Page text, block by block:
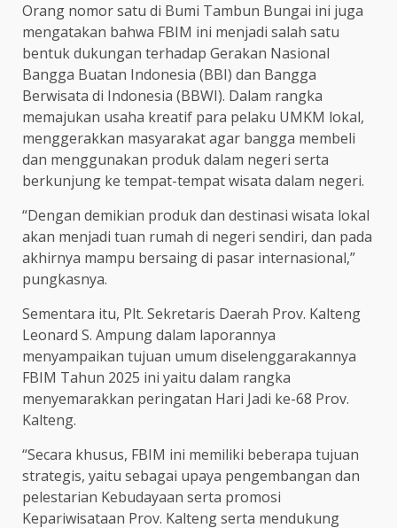
Orang nomor satu di Bumi Tambun Bungai ini juga
mengatakan bahwa FBIM ini menjadi salah satu
bentuk dukungan terhadap Gerakan Nasional
Bangga Buatan Indonesia (BBI) dan Bangga
Berwisata di Indonesia (BBWI). Dalam rangka
memajukan usaha kreatif para pelaku UMKM lokal,
menggerakkan masyarakat agar bangga membeli
dan menggunakan produk dalam negeri serta
berkunjung ke tempat-tempat wisata dalam negeri.
“Dengan demikian produk dan destinasi wisata lokal
akan menjadi tuan rumah di negeri sendiri, dan pada
akhirnya mampu bersaing di pasar internasional,”
pungkasnya.
Sementara itu, Plt. Sekretaris Daerah Prov. Kalteng
Leonard S. Ampung dalam laporannya
menyampaikan tujuan umum diselenggarakannya
FBIM Tahun 2025 ini yaitu dalam rangka
menyemarakkan peringatan Hari Jadi ke-68 Prov.
Kalteng.
“Secara khusus, FBIM ini memiliki beberapa tujuan
strategis, yaitu sebagai upaya pengembangan dan
pelestarian Kebudayaan serta promosi
Kepariwisataan Prov. Kalteng serta mendukung